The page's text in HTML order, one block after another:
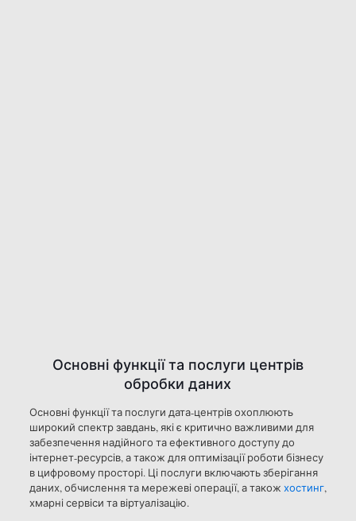
Основні функції та послуги центрів
обробки даних
Основні функції та послуги дата-центрів охоплюють
широкий спектр завдань, які є критично важливими для
забезпечення надійного та ефективного доступу до
інтернет-ресурсів, а також для оптимізації роботи бізнесу
в цифровому просторі. Ці послуги включають зберігання
даних, обчислення та мережеві операції, а також хостинг,
хмарні сервіси та віртуалізацію.